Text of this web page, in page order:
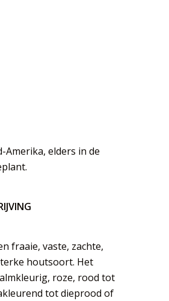
Amerika, elders in de
fraaie, vaste, zachte,
houtsoort. Het
roze, rood tot
tot dieprood of